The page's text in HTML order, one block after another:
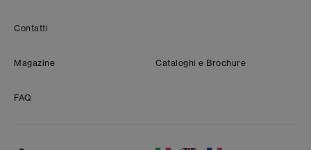
Contatti
Magazine Cataloghi e Brochure
FAQ